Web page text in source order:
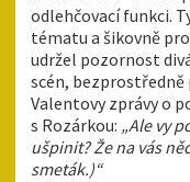
odlehčovací funkci.
tématu a šikovně
udržel pozornost
scén,
Valentovy zprávy o
s Rozárkou: „Ale vy
ušpinit? Že na vás
smeták.)“